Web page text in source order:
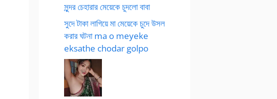
সুন্দর চেহারার মেয়েকে চুদলো বাবা
সুদে টাকা লাগিয়ে মা মেয়েকে চুদে উসল
করার ঘটনা ma o meyeke
eksathe chodar golpo